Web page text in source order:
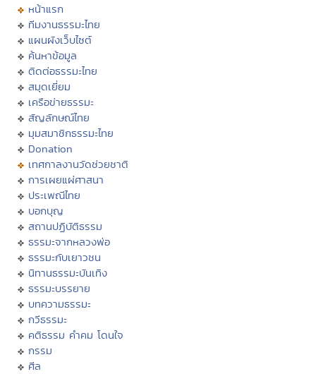
หน้าแรก
ทีมงานธรรมะไทย
แผนผังเว็บไซต์
ค้นหาข้อมูล
ติดต่อธรรมะไทย
สมุดเยี่ยม
เครือข่ายธรรมะ
สัญลักษณ์ไทย
มุมสมาชิกธรรมะไทย
Donation
เทศกาลงานวัดช่วยชาติ
การเผยแผ่ศาสนา
ประเพณีไทย
บอกบุญ
สถานปฏิบัติธรรม
ธรรมะจากหลวงพ่อ
ธรรมะกับเยาวชน
นิทานธรรมะบันเทิง
ธรรมะบรรยาย
บทความธรรมะ
กวีธรรมะ
คติธรรม คำคม โดนใจ
กรรม
ศีล